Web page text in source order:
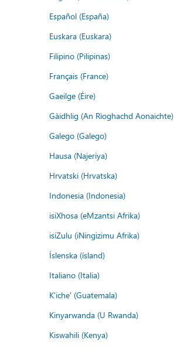
Español (España)
Euskara (Euskara)
Filipino (Pilipinas)
Français (France)
Gaeilge (Éire)
Gàidhlig (An Rìoghachd Aonaichte)
Galego (Galego)
Hausa (Najeriya)
Hrvatski (Hrvatska)
Indonesia (Indonesia)
isiXhosa (eMzantsi Afrika)
isiZulu (iNingizimu Afrika)
Íslenska (ísland)
Italiano (Italia)
K'iche' (Guatemala)
Kinyarwanda (U Rwanda)
Kiswahili (Kenya)